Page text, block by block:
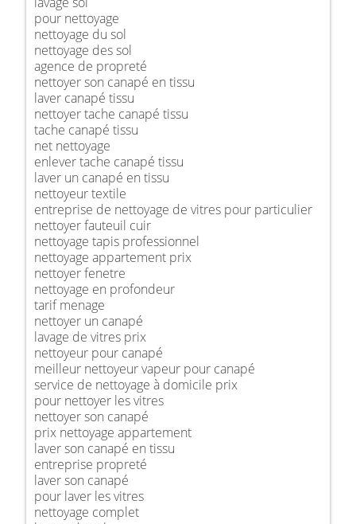
pour nettoyage
nettoyage du sol
nettoyage des sol
agence de propreté
nettoyer son canapé en tissu
laver canapé tissu
nettoyer tache canapé tissu
tache canapé tissu
net nettoyage
enlever tache canapé tissu
laver un canapé en tissu
nettoyeur textile
entreprise de nettoyage de vitres pour particulier
nettoyer fauteuil cuir
nettoyage tapis professionnel
nettoyage appartement prix
nettoyer fenetre
nettoyage en profondeur
tarif menage
nettoyer un canapé
lavage de vitres prix
nettoyeur pour canapé
meilleur nettoyeur vapeur pour canapé
service de nettoyage à domicile prix
pour nettoyer les vitres
nettoyer son canapé
prix nettoyage appartement
laver son canapé en tissu
entreprise propreté
laver son canapé
pour laver les vitres
nettoyage complet